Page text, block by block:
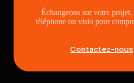
Échangeons sur votre
téléphone ou visio pour
Contactez-nous